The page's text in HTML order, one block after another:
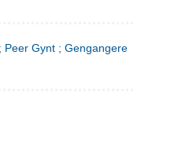
Peer Gynt ; Gengangere